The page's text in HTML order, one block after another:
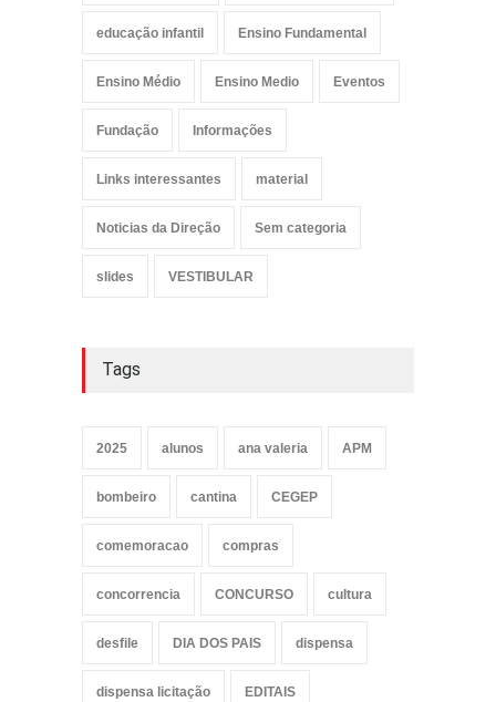
educação infantil Ensino Fundamental
Ensino Médio Ensino Medio Eventos
Fundação Informações
Links interessantes material
Noticias da Direção Sem categoria
slides VESTIBULAR
Tags
2025 alunos ana valeria APM
bombeiro cantina CEGEP
comemoracao compras
concorrencia CONCURSO cultura
desfile DIA DOS PAIS dispensa
dispensa licitação EDITAIS